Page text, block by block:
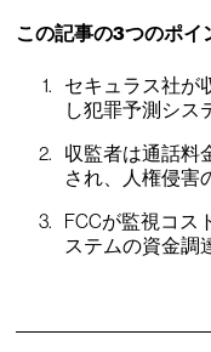
この記事の3つのポイ
セキュラス社が
し犯罪予測シス
収監者は通話料
され、人権侵害
FCCが監視コス
ステムの資金調